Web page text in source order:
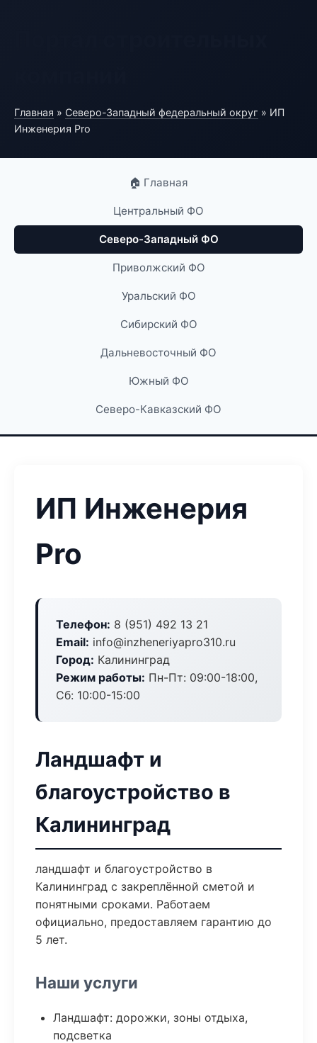
Главная » Северо-Западный федеральный округ » ИП
Инженерия Pro
🏠 Главная
Центральный ФО
Северо-Западный ФО
Приволжский ФО
Уральский ФО
Сибирский ФО
Дальневосточный ФО
Южный ФО
Северо-Кавказский ФО
ИП Инженерия
Pro
Телефон: 8 (951) 492 13 21
Email: info@inzheneriyapro310.ru
Город: Калининград
Режим работы: Пн-Пт: 09:00-18:00,
Сб: 10:00-15:00
Ландшафт и
благоустройство в
Калининград
ландшафт и благоустройство в
Калининград с закреплённой сметой и
понятными сроками. Работаем
официально, предоставляем гарантию до
5 лет.
Наши услуги
Ландшафт: дорожки, зоны отдыха,
подсветка